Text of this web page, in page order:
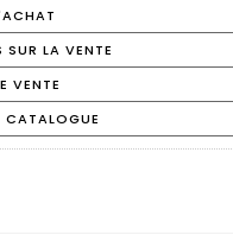
LA VENTE
VENTE
CATALOGUE